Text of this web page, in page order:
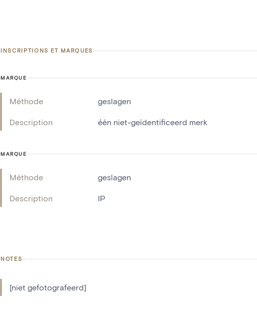
INSCRIPTIONS ET MARQUES
MARQUE
Méthode geslagen
Description één niet-geïdentificeerd merk
MARQUE
Méthode geslagen
Description IP
NOTES
[niet gefotografeerd]